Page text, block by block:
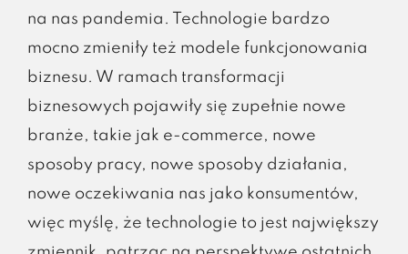
na nas pandemia. Technologie bardzo
mocno zmieniły też modele funkcjonowania
biznesu. W ramach transformacji
biznesowych pojawiły się zupełnie nowe
branże, takie jak e-commerce, nowe
sposoby pracy, nowe sposoby działania,
nowe oczekiwania nas jako konsumentów,
więc myślę, że technologie to jest największy